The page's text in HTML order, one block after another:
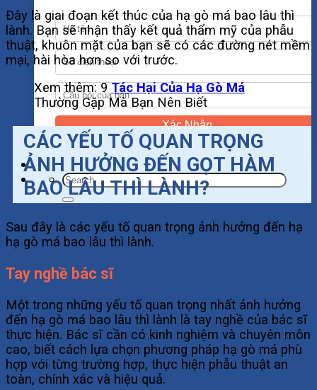
Xác Nhận
Đây là giai đoạn kết thúc của hạ gò má bao lâu thì
lành. Bạn sẽ nhận thấy kết quả thẩm mỹ của phẫu
thuật, khuôn mặt của bạn sẽ có các đường nét mềm
mại, hài hòa hơn so với trước.
Xem thêm: 9Tác Hại Của Hạ Gò Má
Thường Gặp Mà Bạn Nên Biết
CÁC YẾU TỐ QUAN TRỌNG
ẢNH HƯỞNG ĐẾN GỌT HÀM
BAO LÂU THÌ LÀNH?
Sau đây là các yếu tố quan trọng ảnh hưởng đến hạ
hạ gò má bao lâu thì lành.
Tay nghề bác sĩ
Một trong những yếu tố quan trọng nhất ảnh hưởng
đến hạ gò má bao lâu thì lành là tay nghề của bác sĩ
thực hiện. Bác sĩ cần có kinh nghiệm và chuyên môn
cao, biết cách lựa chọn phương pháp hạ gò má phù
hợp với từng trường hợp, thực hiện phẫu thuật an
toàn, chính xác và hiệu quả.